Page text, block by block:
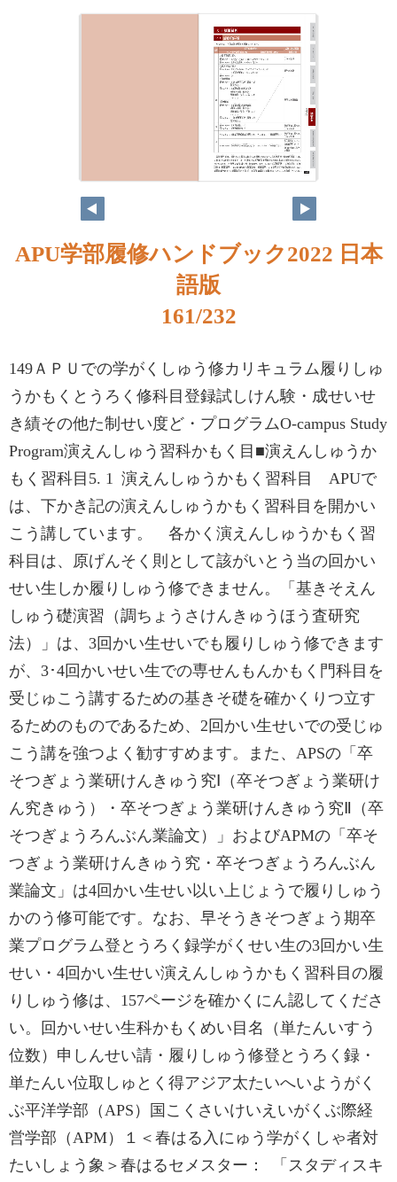
APU学部履修ハンドブック2022 日本
語版
161/232
149ＡＰＵでの学がくしゅう修カリキュラム履りしゅ
うかもくとうろく修科目登録試しけん験・成せいせ
き績その他た制せい度ど・プログラムO-campus Study
Program演えんしゅう習科かもく目■‌演えんしゅうか
もく習科目5. 1 演えんしゅうかもく習科目 APUで
は、下かき記の演えんしゅうかもく習科目を開かい
こう講しています。 各かく演えんしゅうかもく習
科目は、原げんそく則として該がいとう当の回かい
せい生しか履りしゅう修できません。「基きそえん
しゅう礎演習（調ちょうさけんきゅうほう査研究
法）」は、3回かい生せいでも履りしゅう修できます
が、3･4回かいせい生での専せんもんかもく門科目を
受じゅこう講するための基きそ礎を確かくりつ立す
るためのものであるため、2回かい生せいでの受じゅ
こう講を強つよく勧すすめます。また、APSの「卒
そつぎょう業研けんきゅう究Ⅰ（卒そつぎょう業研け
ん究きゅう）・卒そつぎょう業研けんきゅう究Ⅱ（卒
そつぎょうろんぶん業論文）」およびAPMの「卒そ
つぎょう業研けんきゅう究・卒そつぎょうろんぶん
業論文」は4回かい生せい以い上じょうで履りしゅう
かのう修可能です。なお、早そうきそつぎょう期卒
業プログラム登とうろく録学がくせい生の3回かい生
せい・4回かい生せい演えんしゅうかもく習科目の履
りしゅう修は、157ページを確かくにん認してくださ
い。回かいせい生科かもくめい目名（単たんいすう
位数）申しんせい請・履りしゅう修登とうろく録・
単たんい位取しゅとく得アジア太たいへいようがく
ぶ平洋学部（APS）国こくさいけいえいがくぶ際経
営学部（APM）１＜春はる入にゅう学がくしゃ者対
たいしょう象＞春はるセメスター： 「スタディスキ